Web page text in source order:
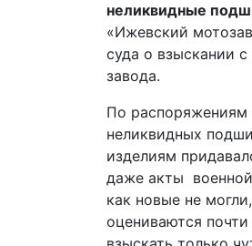
неликвидные
«Ижевский
суда о взыскании
завода.
По распоряжениям
неликвидных
изделиям
даже акты
как новые не
оцениваются